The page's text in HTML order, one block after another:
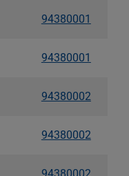
94380001
94380001
94380002
94380002